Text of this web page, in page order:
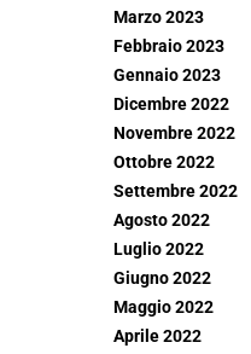
Marzo 2023
Febbraio 2023
Gennaio 2023
Dicembre 2022
Novembre 2022
Ottobre 2022
Settembre 2022
Agosto 2022
Luglio 2022
Giugno 2022
Maggio 2022
Aprile 2022